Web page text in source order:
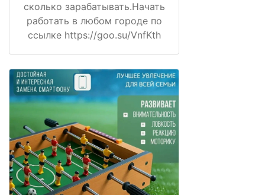
сколько зарабатывать.Начать
работать в любом городе по
ссылке https://goo.su/VnfKth